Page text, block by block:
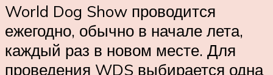
World Dog Show проводится
ежегодно, обычно в начале лета,
каждый раз в новом месте. Для
проведения WDS выбирается одна